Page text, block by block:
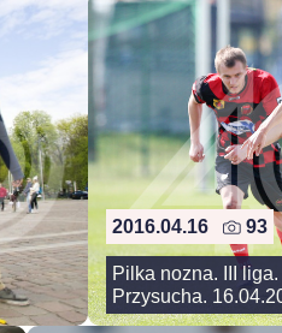
2016.04.16 93
Pilka nozna. III
Przysucha.